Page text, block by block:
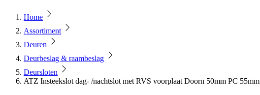
Home
Assortiment
Deuren
Deurbeslag & raambeslag
Deursloten
ATZ Insteekslot dag- /nachtslot met RVS voorplaat Doorn 50mm PC 55mm